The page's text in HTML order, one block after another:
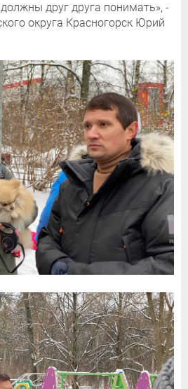
друг друга понимать», -
округа Красногорск Юрий